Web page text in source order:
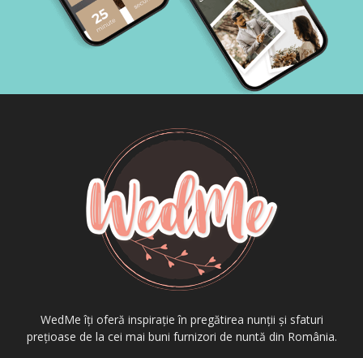
WedMe îți oferă inspirație în pregătirea nunții și sfaturi
prețioase de la cei mai buni furnizori de nuntă din România.